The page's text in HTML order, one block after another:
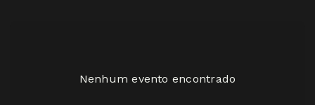
Nenhum evento encontrado